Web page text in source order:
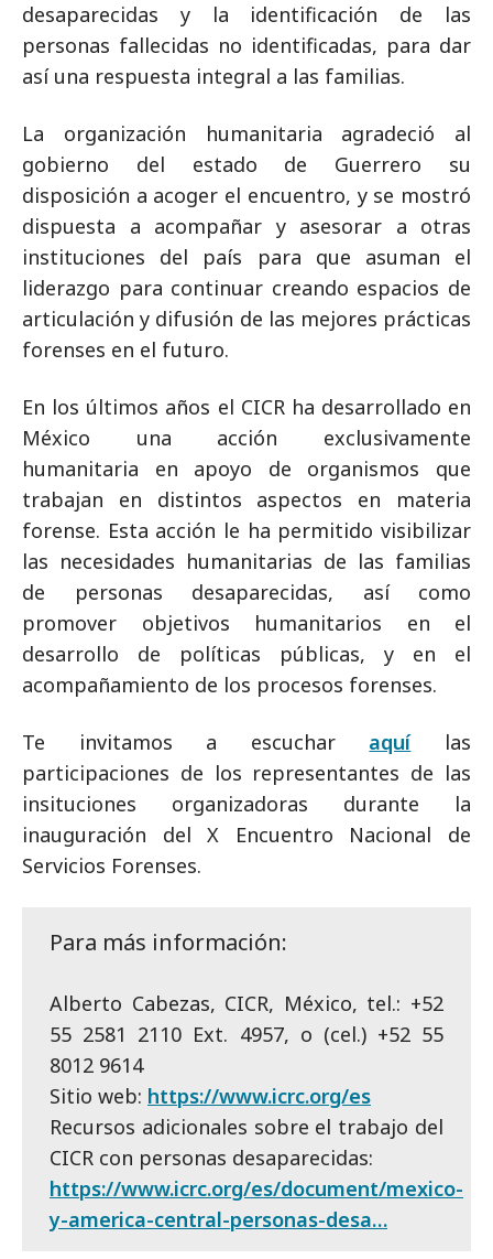
desaparecidas y la identificación de las
personas fallecidas no identificadas, para dar
así una respuesta integral a las familias.
La organización humanitaria agradeció al
gobierno del estado de Guerrero su
disposición a acoger el encuentro, y se mostró
dispuesta a acompañar y asesorar a otras
instituciones del país para que asuman el
liderazgo para continuar creando espacios de
articulación y difusión de las mejores prácticas
forenses en el futuro.
En los últimos años el CICR ha desarrollado en
México una acción exclusivamente
humanitaria en apoyo de organismos que
trabajan en distintos aspectos en materia
forense. Esta acción le ha permitido visibilizar
las necesidades humanitarias de las familias
de personas desaparecidas, así como
promover objetivos humanitarios en el
desarrollo de políticas públicas, y en el
acompañamiento de los procesos forenses.
Te invitamos a escuchar aquílas
participaciones de los representantes de las
insituciones organizadoras durante la
inauguración del X Encuentro Nacional de
Servicios Forenses.
Para más información:
Alberto Cabezas, CICR, México, tel.: +52
55 2581 2110 Ext. 4957, o (cel.) +52 55
8012 9614
Sitio web: https://www.icrc.org/es
Recursos adicionales sobre el trabajo del
CICR con personas desaparecidas:
https://www.icrc.org/es/document/mexico-
y-america-central-personas-desa…